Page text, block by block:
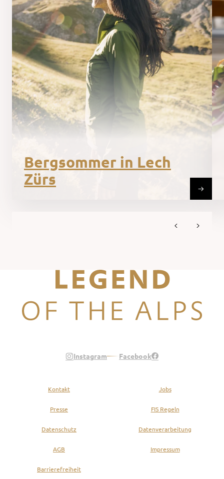
Bergsommer in Lech
Zürs
Instagram Facebook
Kontakt Jobs
Presse FIS Regeln
Datenschutz Datenverarbeitung
AGB Impressum
Barrierefreiheit